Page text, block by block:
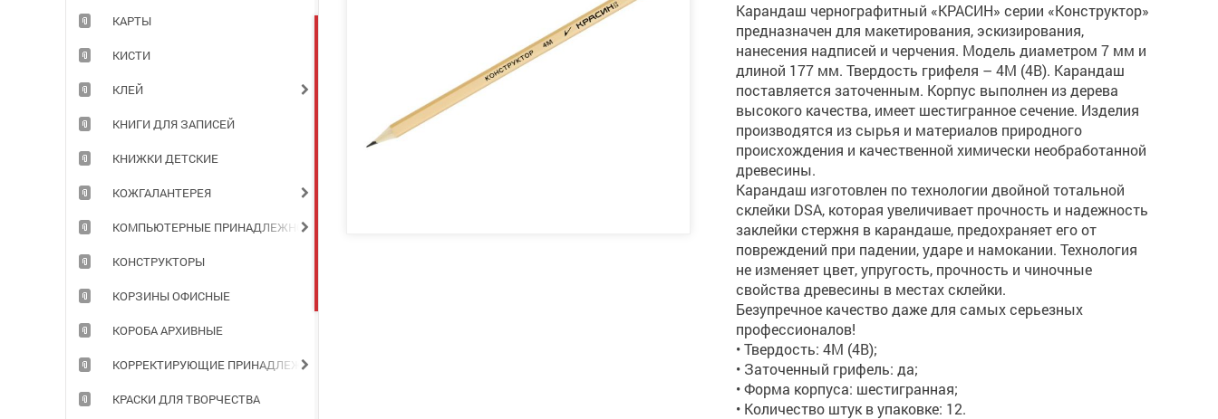
КАРТЫ
КИСТИ
КЛЕЙ
КНИГИ ДЛЯ ЗАПИСЕЙ
КНИЖКИ ДЕТСКИЕ
КОЖГАЛАНТЕРЕЯ
КОМПЬЮТЕРНЫЕ ПРИНАДЛЕЖНОСТИ
КОНСТРУКТОРЫ
КОРЗИНЫ ОФИСНЫЕ
КОРОБА АРХИВНЫЕ
КОРРЕКТИРУЮЩИЕ ПРИНАДЛЕЖНОСТИ
КРАСКИ ДЛЯ ТВОРЧЕСТВА
Карандаш чернографитный «КРАСИН» серии «Конструктор»
предназначен для макетирования, эскизирования,
нанесения надписей и черчения. Модель диаметром 7 мм и
длиной 177 мм. Твердость грифеля – 4М (4B). Карандаш
поставляется заточенным. Корпус выполнен из дерева
высокого качества, имеет шестигранное сечение. Изделия
производятся из сырья и материалов природного
происхождения и качественной химически необработанной
древесины.
Карандаш изготовлен по технологии двойной тотальной
склейки DSA, которая увеличивает прочность и надежность
заклейки стержня в карандаше, предохраняет его от
повреждений при падении, ударе и намокании. Технология
не изменяет цвет, упругость, прочность и чиночные
свойства древесины в местах склейки.
Безупречное качество даже для самых серьезных
профессионалов!
• Твердость: 4М (4B);
• Заточенный грифель: да;
• Форма корпуса: шестигранная;
• Количество штук в упаковке: 12.